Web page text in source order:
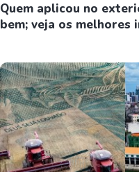
Quem aplicou no
bem; veja os melhores